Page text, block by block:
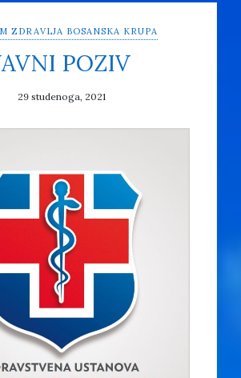
ZDRAVLJA BOSANSKA KRUPA
POZIV
29 studenoga, 2021